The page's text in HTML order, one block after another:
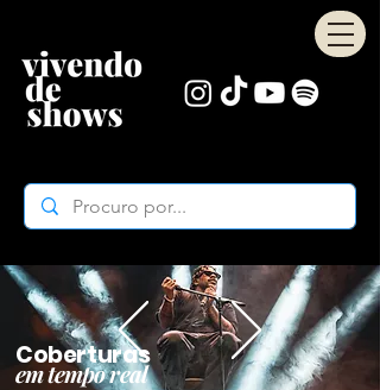
Coberturas
em tempo real